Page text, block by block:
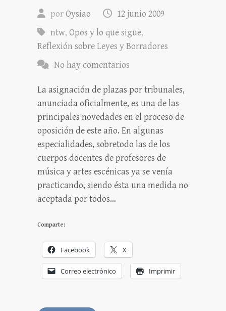
porOysiao
12 junio 2009
ntw, Opos y lo que sigue,
Reflexión sobre Leyes y Borradores
No hay comentarios
La asignación de plazas por tribunales,
anunciada oficialmente, es una de las
principales novedades en el proceso de
oposición de este año. En algunas
especialidades, sobretodo las de los
cuerpos docentes de profesores de
música y artes escénicas ya se venía
practicando, siendo ésta una medida no
aceptada por todos…
Comparte:
Facebook X
Correo electrónico Imprimir